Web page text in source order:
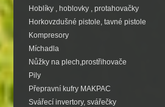
Hoblíky , hoblovky , protahovačky
Horkovzdušné pistole, tavné pistole
Kompresory
Míchadla
Nůžky na plech,prostřihovače
Pily
Přepravní kufry MAKPAC
Svářecí invertory, svářečky